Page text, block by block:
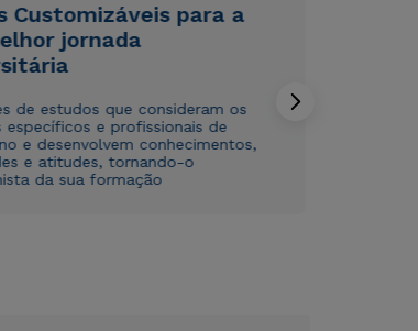
Customizáveis para a
jornada
de estudos que consideram os
específicos e profissionais de
e desenvolvem conhecimentos,
e atitudes, tornando-o
da sua formação
de acordo com aPolítica de Privacidade.
que meus dados sejam utilizados para o
de conteúdos da Cruzeiro do Sul.
de acordo com aPolítica de Privacidade.
que meus dados sejam utilizados para o
de conteúdos da Cruzeiro do Sul.